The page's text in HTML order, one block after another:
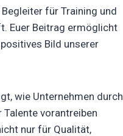
für Training und
Euer Beitrag ermöglicht
Bild unserer
wie Unternehmen durch
vorantreiben
nur für Qualität,